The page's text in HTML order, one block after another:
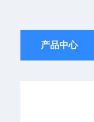
产品中心